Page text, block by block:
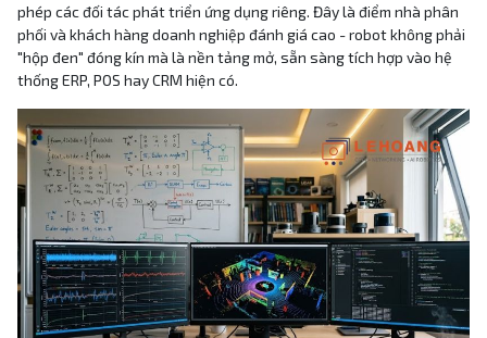
phép các đối tác phát triển ứng dụng riêng. Đây là điểm nhà phân
phối và khách hàng doanh nghiệp đánh giá cao - robot không phải
"hộp đen" đóng kín mà là nền tảng mở, sẵn sàng tích hợp vào hệ
thống ERP, POS hay CRM hiện có.